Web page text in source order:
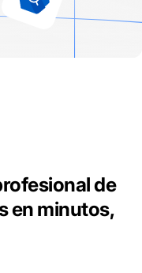
de
en minutos,